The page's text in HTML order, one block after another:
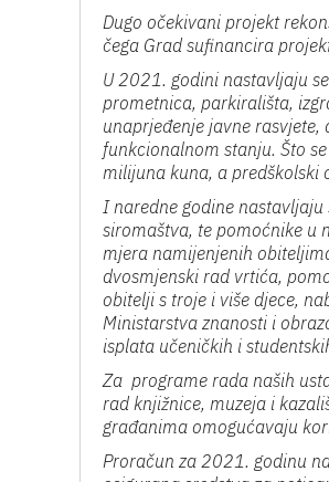
Dugo očekivani projekt
čega Grad sufinancira
U 2021. godini nastavljaju
prometnica, parkirališta,
unaprjeđenje javne
funkcionalnom stanju. Što
milijuna kuna, a predškolski
I naredne godine
siromaštva, te pomoćnike u
mjera namijenjenih
dvosmjenski rad vrtića,
obitelji s troje i više djece,
Ministarstva znanosti i
isplata učeničkih i
Za programe rada naših
rad knjižnice, muzeja i
građanima omogućavaju
Proračun za 2021. godinu